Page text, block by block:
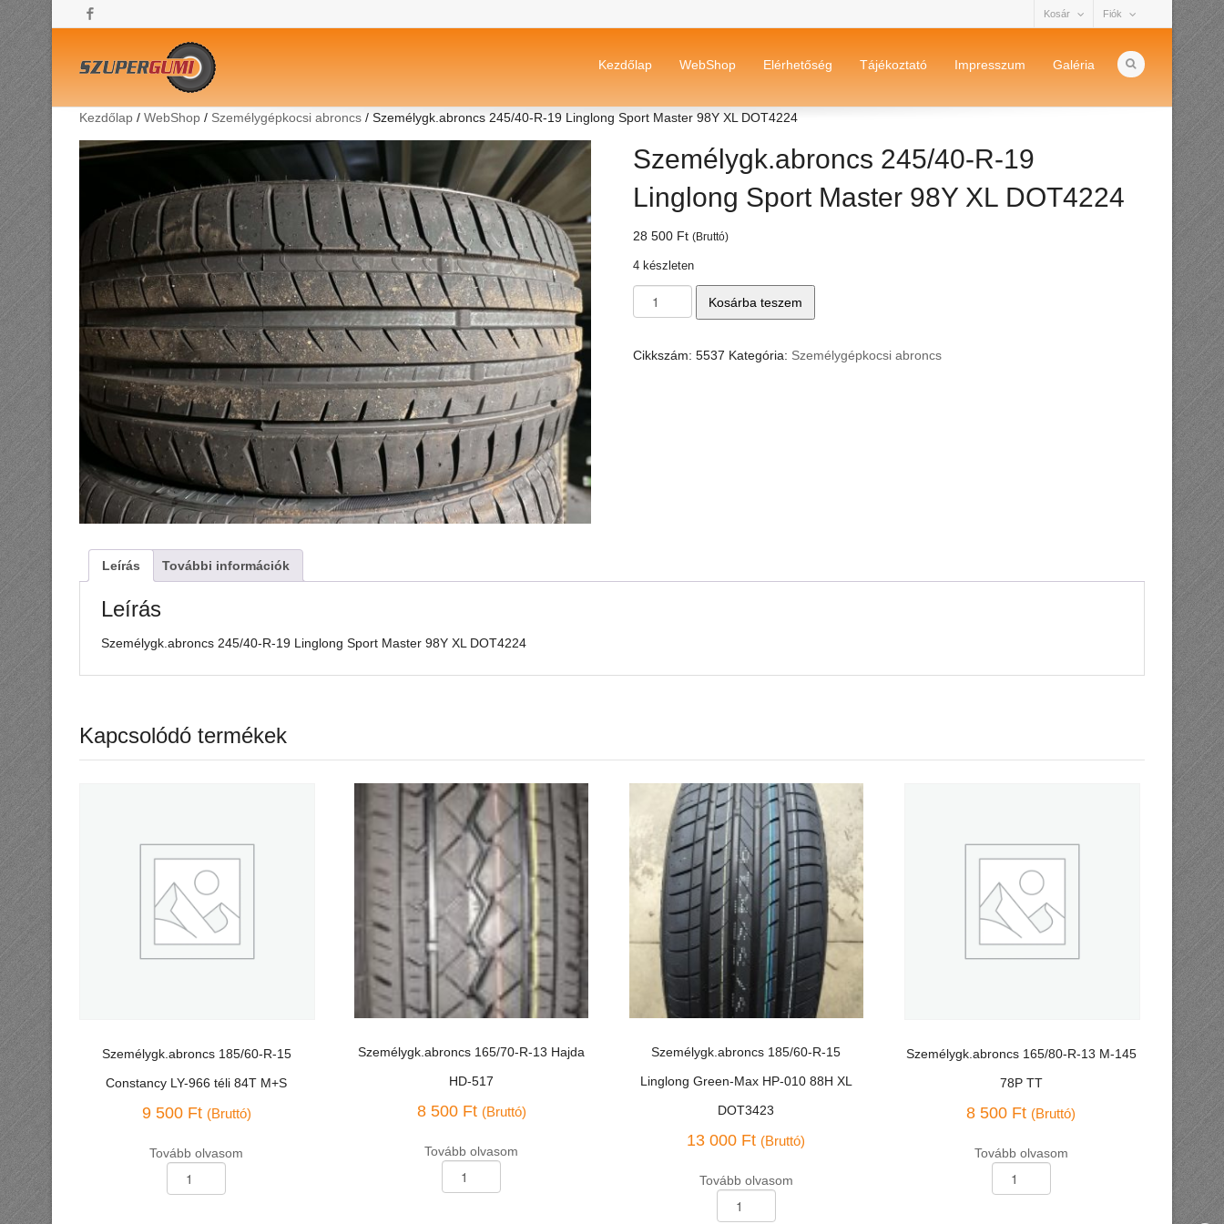
Kosár Fiók
Kezdőlap WebShop Elérhetőség Tájékoztató Impresszum Galéria
Kezdőlap / WebShop / Személygépkocsi abroncs / Személygk.abroncs 245/40-R-19 Linglong Sport Master 98Y XL DOT4224
Személygk.abroncs 245/40-R-19
Linglong Sport Master 98Y XL DOT4224
28 500 Ft (Bruttó)
4 készleten
245/40-
19
Kosárba teszem
Cikkszám:5537 Kategória: Személygépkocsi abroncs
Leírás További információk
Leírás
Személygk.abroncs 245/40-R-19 Linglong Sport Master 98Y XL DOT4224
Kapcsolódó termékek
Személygk.abroncs 185/60-R-15
Constancy LY-966 téli 84T M+S
9 500 Ft (Bruttó)
Tovább olvasom
Személygk.abroncs
Személygk.abroncs 165/70-R-13 Hajda
HD-517
8 500 Ft (Bruttó)
Tovább olvasom
Személygk.abroncs
Személygk.abroncs 185/60-R-15
Linglong Green-Max HP-010 88H XL
DOT3423
13 000 Ft (Bruttó)
Tovább olvasom
Személygk.abroncs
Személygk.abroncs 165/80-R-13 M-145
78P TT
8 500 Ft (Bruttó)
Tovább olvasom
Személygk.abroncs